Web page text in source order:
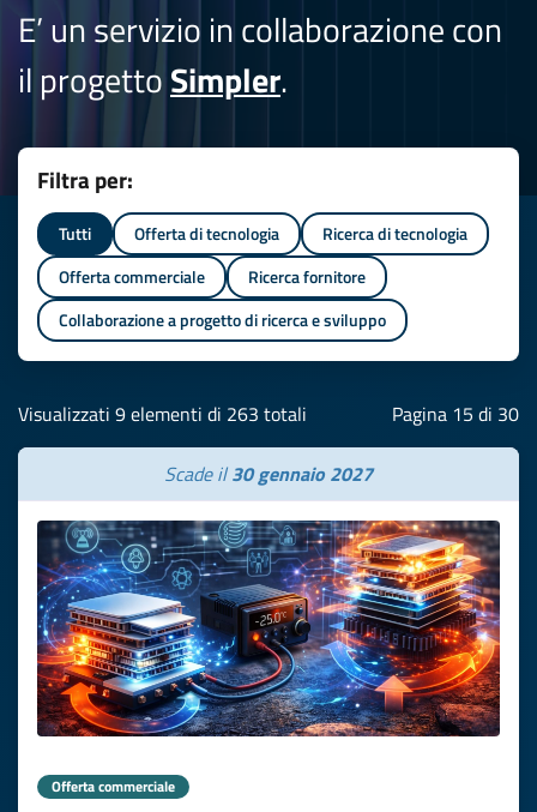
E’ un servizio in collaborazione con
il progettoSimpler.
Filtra per:
Tutti Offerta di tecnologia
Ricerca di tecnologia
Offerta commerciale
Ricerca fornitore
Collaborazione a progetto di ricerca e sviluppo
Visualizzati 9 elementi di 263 totali Pagina 15 di 30
Scade il30 gennaio 2027
Offerta commerciale